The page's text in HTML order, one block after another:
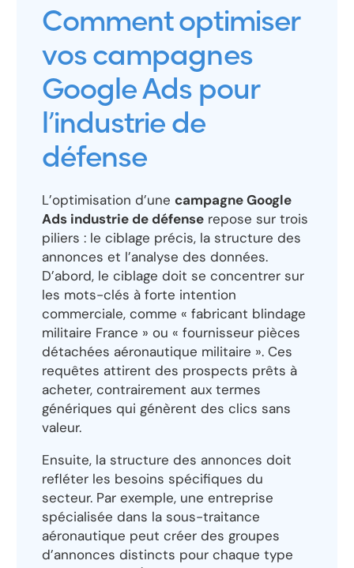
Comment optimiser
vos campagnes
Google Ads pour
l’industrie de
défense
L’optimisation d’une campagne Google
Ads industrie de défense repose sur trois
piliers : le ciblage précis, la structure des
annonces et l’analyse des données.
D’abord, le ciblage doit se concentrer sur
les mots-clés à forte intention
commerciale, comme « fabricant blindage
militaire France » ou « fournisseur pièces
détachées aéronautique militaire ». Ces
requêtes attirent des prospects prêts à
acheter, contrairement aux termes
génériques qui génèrent des clics sans
valeur.
Ensuite, la structure des annonces doit
refléter les besoins spécifiques du
secteur. Par exemple, une entreprise
spécialisée dans la sous-traitance
aéronautique peut créer des groupes
d’annonces distincts pour chaque type